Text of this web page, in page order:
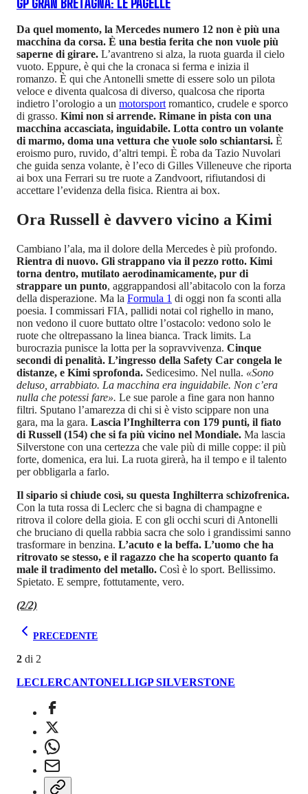
GP GRAN BRETAGNA: LE PAGELLE
Da quel momento, la Mercedes numero 12 non è più una
macchina da corsa. È una bestia ferita che non vuole più
saperne di girare. L’avantreno si alza, la ruota guarda il cielo
vuoto. Eppure, è qui che la cronaca si ferma e inizia il
romanzo. È qui che Antonelli smette di essere solo un pilota
veloce e diventa qualcosa di diverso, qualcosa che riporta
indietro l’orologio a un motorsport romantico, crudele e sporco
di grasso. Kimi non si arrende. Rimane in pista con una
macchina accasciata, inguidabile. Lotta contro un volante
di marmo, doma una vettura che vuole solo schiantarsi. È
eroismo puro, ruvido, d’altri tempi. È roba da Tazio Nuvolari
che guida senza volante, è l’eco di Gilles Villeneuve che riporta
ai box una Ferrari su tre ruote a Zandvoort, rifiutandosi di
accettare l’evidenza della fisica. Rientra ai box.
Ora Russell è davvero vicino a Kimi
Cambiano l’ala, ma il dolore della Mercedes è più profondo.
Rientra di nuovo. Gli strappano via il pezzo rotto. Kimi
torna dentro, mutilato aerodinamicamente, pur di
strappare un punto, aggrappandosi all’abitacolo con la forza
della disperazione. Ma la Formula 1 di oggi non fa sconti alla
poesia. I commissari FIA, pallidi notai col righello in mano,
non vedono il cuore buttato oltre l’ostacolo: vedono solo le
ruote che oltrepassano la linea bianca. Track limits. La
burocrazia punisce la lotta per la sopravvivenza. Cinque
secondi di penalità. L’ingresso della Safety Car congela le
distanze, e Kimi sprofonda. Sedicesimo. Nel nulla. «Sono
deluso, arrabbiato. La macchina era inguidabile. Non c’era
nulla che potessi fare». Le sue parole a fine gara non hanno
filtri. Sputano l’amarezza di chi si è visto scippare non una
gara, ma la gara. Lascia l’Inghilterra con 179 punti, il fiato
di Russell (154) che si fa più vicino nel Mondiale. Ma lascia
Silverstone con una certezza che vale più di mille coppe: il più
forte, domenica, era lui. La ruota girerà, ha il tempo e il talento
per obbligarla a farlo.
Il sipario si chiude così, su questa Inghilterra schizofrenica.
Con la tuta rossa di Leclerc che si bagna di champagne e
ritrova il colore della gioia. E con gli occhi scuri di Antonelli
che bruciano di quella rabbia sacra che solo i grandissimi sanno
trasformare in benzina. L’acuto e la beffa. L’uomo che ha
ritrovato se stesso, e il ragazzo che ha scoperto quanto fa
male il tradimento del metallo. Così è lo sport. Bellissimo.
Spietato. E sempre, fottutamente, vero.
(2/2)
PRECEDENTE
2 di 2
LECLERCANTONELLIGP SILVERSTONE